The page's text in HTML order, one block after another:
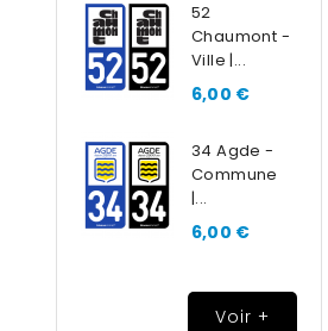
52
Chaumont -
Ville |...
6,00 €
34 Agde -
Commune
|...
6,00 €
Voir +